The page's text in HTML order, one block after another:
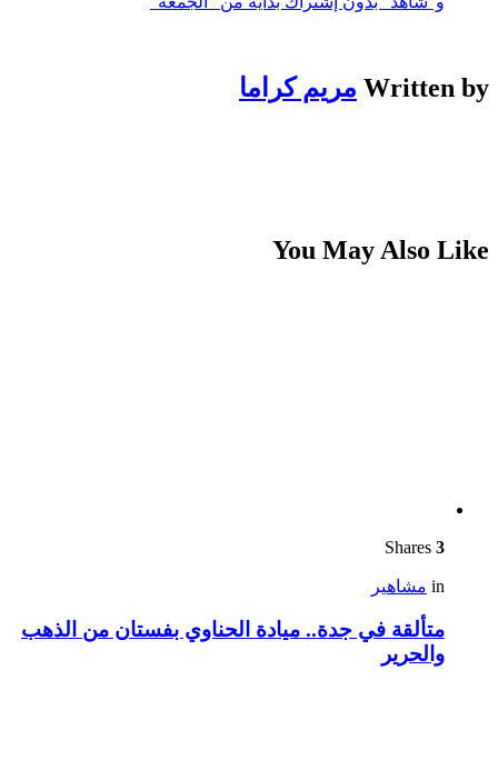
Written by مريم كراما
You May Also Like
3
in مشاهير
متألقة في جدة.. ميادة الحناوي بفستان من الذهب
والحرير